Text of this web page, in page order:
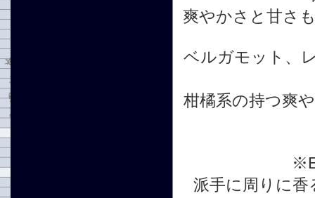
爽やかさと甘さ
ベルガモット、
柑橘系の持つ爽
派手に周りに